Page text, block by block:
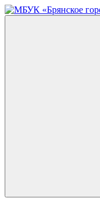
Skip
to